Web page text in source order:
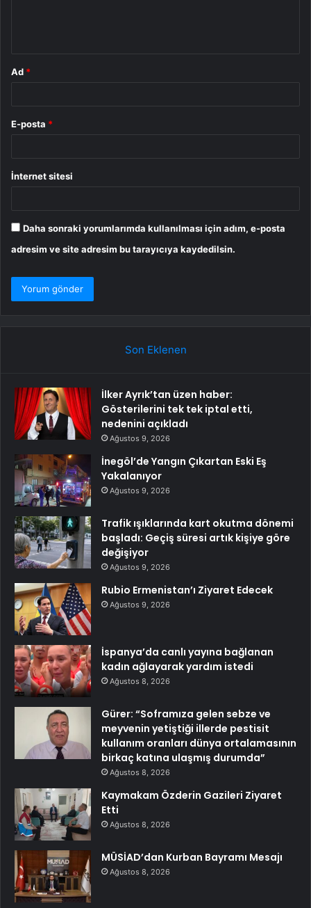
Ad *
E-posta *
İnternet sitesi
Daha sonraki yorumlarımda kullanılması için adım, e-posta
adresim ve site adresim bu tarayıcıya kaydedilsin.
Son Eklenen
İlker Ayrık’tan üzen haber:
Gösterilerini tek tek iptal etti,
nedenini açıkladı
Ağustos 9, 2026
İnegöl’de Yangın Çıkartan Eski Eş
Yakalanıyor
Ağustos 9, 2026
Trafik ışıklarında kart okutma dönemi
başladı: Geçiş süresi artık kişiye göre
değişiyor
Ağustos 9, 2026
Rubio Ermenistan’ı Ziyaret Edecek
Ağustos 9, 2026
İspanya’da canlı yayına bağlanan
kadın ağlayarak yardım istedi
Ağustos 8, 2026
Gürer: “Soframıza gelen sebze ve
meyvenin yetiştiği illerde pestisit
kullanım oranları dünya ortalamasının
birkaç katına ulaşmış durumda”
Ağustos 8, 2026
Kaymakam Özderin Gazileri Ziyaret
Etti
Ağustos 8, 2026
MÜSİAD’dan Kurban Bayramı Mesajı
Ağustos 8, 2026